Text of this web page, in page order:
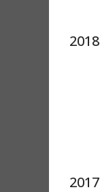
2018
2017